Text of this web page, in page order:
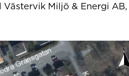
Miljö & Energi AB,